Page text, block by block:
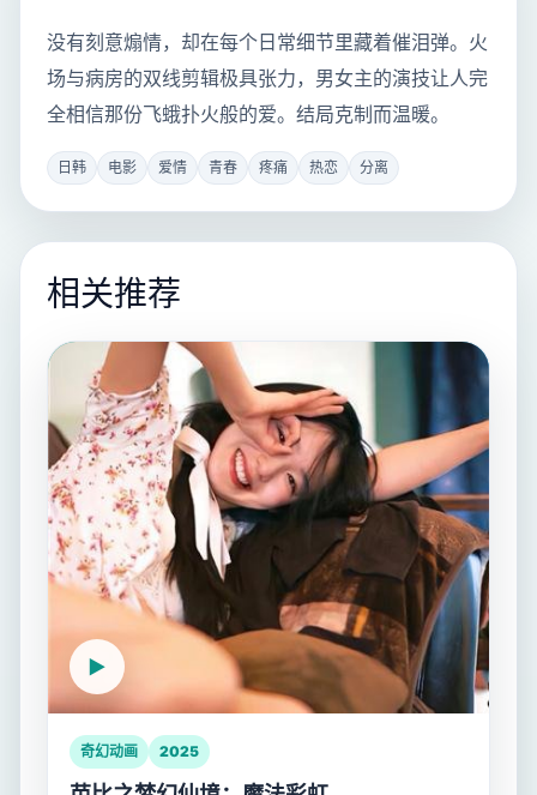
没有刻意煽情，却在每个日常细节里藏着催泪弹。火
场与病房的双线剪辑极具张力，男女主的演技让人完
全相信那份飞蛾扑火般的爱。结局克制而温暖。
日韩 电影 爱情 青春 疼痛 热恋 分离
相关推荐
奇幻动画 2025